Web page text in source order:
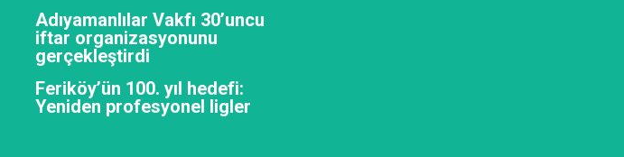
Adıyamanlılar Vakfı 30’uncu
iftar organizasyonunu
gerçekleştirdi
Feriköy’ün 100. yıl hedefi:
Yeniden profesyonel ligler